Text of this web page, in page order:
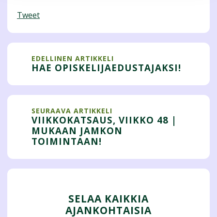
Tweet
EDELLINEN ARTIKKELI
HAE OPISKELIJAEDUSTAJAKSI!
SEURAAVA ARTIKKELI
VIIKKOKATSAUS, VIIKKO 48 |
MUKAAN JAMKON
TOIMINTAAN!
SELAA KAIKKIA
AJANKOHTAISIA